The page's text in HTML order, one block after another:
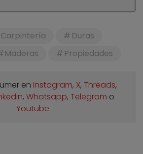
Carpintería
Duras
Maderas Propiedades
en Instagram, X, Threads,
, Whatsapp, Telegram o
Youtube